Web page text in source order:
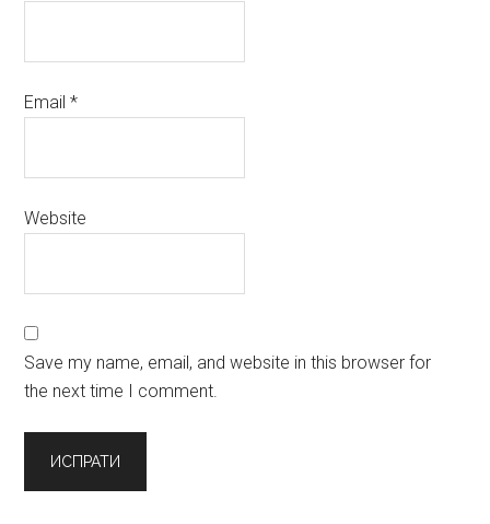
Email*
Website
Save my name, email, and website in this browser for
the next time I comment.